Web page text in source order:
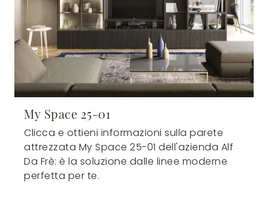
My Space 25-01
Clicca e ottieni informazioni sulla parete
attrezzata My Space 25-01 dell'azienda Alf
Da Frè: è la soluzione dalle linee moderne
perfetta per te.